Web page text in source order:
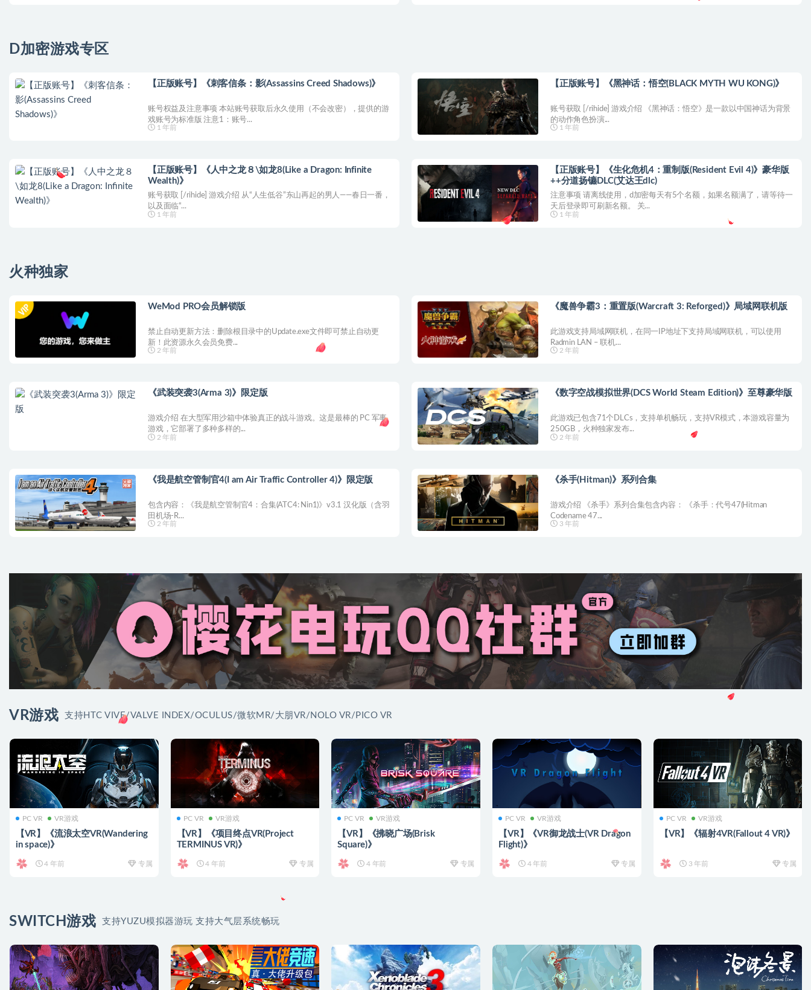
D加密游戏专区
【正版账号】《刺客信条：影(Assassins Creed Shadows)》
账号权益及注意事项 本站账号获取后永久使用（不会改密），提供的游
戏账号为标准版 注意1：账号...
1 年前
【正版账号】《黑神话：悟空(BLACK MYTH WU KONG)》
账号获取 [/rihide] 游戏介绍 《黑神话：悟空》是一款以中国神话为背景
的动作角色扮演...
1 年前
【正版账号】《人中之龙８\如龙8(Like a Dragon: Infinite
Wealth)》
账号获取 [/rihide] 游戏介绍 从“人生低谷”东山再起的男人——春日一番，
以及面临“...
1 年前
【正版账号】《生化危机4：重制版(Resident Evil 4)》豪华版
++分道扬镳DLC(艾达王dlc)
注意事项 请离线使用，d加密每天有5个名额，如果名额满了，请等待一
天后登录即可刷新名额。 关...
1 年前
火种独家
WeMod PRO会员解锁版
禁止自动更新方法：删除根目录中的Update.exe文件即可禁止自动更
新！此资源永久会员免费...
2 年前
《魔兽争霸3：重置版(Warcraft 3: Reforged)》局域网联机版
此游戏支持局域网联机，在同一IP地址下支持局域网联机，可以使用
Radmin LAN – 联机...
2 年前
《武装突袭3(Arma 3)》限定版
游戏介绍 在大型军用沙箱中体验真正的战斗游戏。这是最棒的 PC 军事
游戏，它部署了多种多样的...
2 年前
《数字空战模拟世界(DCS World Steam Edition)》至尊豪华版
此游戏已包含71个DLCs，支持单机畅玩，支持VR模式，本游戏容量为
250GB，火种独家发布...
2 年前
《我是航空管制官4(I am Air Traffic Controller 4)》限定版
包含内容：《我是航空管制官4：合集(ATC4: Nin1)》v3.1 汉化版（含羽
田机场-R...
2 年前
《杀手(Hitman)》系列合集
游戏介绍 《杀手》系列合集包含内容： 《杀手：代号47(Hitman
Codename 47...
3 年前
VR游戏 支持HTC VIVE/VALVE INDEX/OCULUS/微软MR/大朋VR/NOLO VR/PICO VR
PC VR VR游戏
【VR】《流浪太空VR(Wandering
in space)》
4 年前 专属
PC VR VR游戏
【VR】《项目终点VR(Project
TERMINUS VR)》
4 年前 专属
PC VR VR游戏
【VR】《拂晓广场(Brisk
Square)》
4 年前 专属
PC VR VR游戏
【VR】《VR御龙战士(VR Dragon
Flight)》
4 年前 专属
PC VR VR游戏
【VR】《辐射4VR(Fallout 4 VR)》
3 年前 专属
SWITCH游戏 支持YUZU模拟器游玩 支持大气层系统畅玩